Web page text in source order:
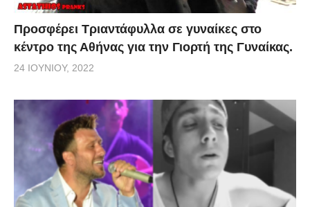
Προσφέρει Τριαντάφυλλα σε γυναίκες στο
κέντρο της Αθήνας για την Γιορτή της Γυναίκας.
24 ΙΟΥΝΊΟΥ, 2022